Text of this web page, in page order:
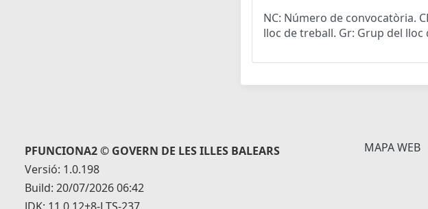
NC: Número de convocatòria.
lloc de treball. Gr: Grup del
PFUNCIONA2 © GOVERN DE LES ILLES BALEARS
Versió: 1.0.198
Build: 20/07/2026 06:42
JDK: 11.0.12+8-LTS-237
MAPA WEB